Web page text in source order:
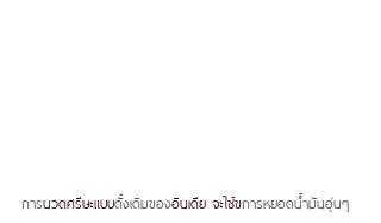
การนวดศรีษะแบบดั้งเดิมของอินเดีย จะใช้ขการหยอดน้ำมันอุ่นๆ